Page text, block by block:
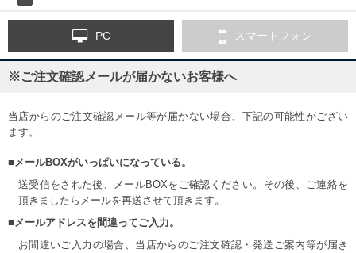
PC スマートフォン
※ご注文確認メールが届かないお客様へ
当店からのご注文確認メール等が届かない場合、下記の可能性がござい
ます。
■メールBOXがいっぱいになっている。
送受信をされた後、メールBOXをご確認ください。その後、ご連絡を
頂きましたらメールを再送させて頂きます。
■メールアドレスを間違ってご入力。
お間違いご入力の場合、当店からのご注文確認・発送ご案内等が届き